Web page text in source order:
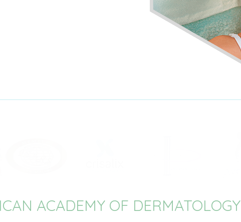
ACADEMY OF DERMATOLOGY